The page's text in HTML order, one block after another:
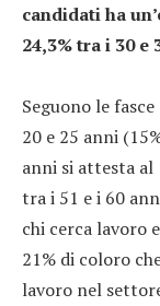
candidati ha
24,3% tra i 30 e
Seguono le
20 e 25 anni
anni si attesta al
tra i 51 e i 60
chi cerca lavoro
21% di coloro
lavoro nel